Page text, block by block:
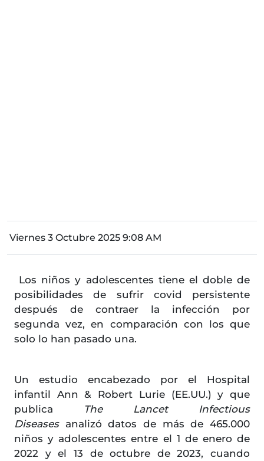
Viernes 3 Octubre 2025 9:08 AM
Los niños y adolescentes tiene el doble de
posibilidades de sufrir covid persistente
después de contraer la infección por
segunda vez, en comparación con los que
solo lo han pasado una.
Un estudio encabezado por el Hospital
infantil Ann & Robert Lurie (EE.UU.) y que
publica The Lancet Infectious
Diseases analizó datos de más de 465.000
niños y adolescentes entre el 1 de enero de
2022 y el 13 de octubre de 2023, cuando